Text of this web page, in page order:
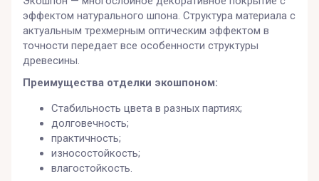
эффектом натурального шпона. Структура материала с
актуальным трехмерным оптическим эффектом в
точности передает все особенности структуры
древесины.
Преимущества отделки экошпоном:
Стабильность цвета в разных партиях;
долговечность;
практичность;
износостойкость;
влагостойкость.